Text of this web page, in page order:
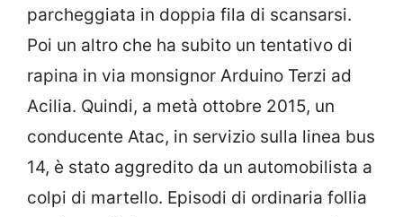
parcheggiata in doppia fila di scansarsi.
Poi un altro che ha subito un tentativo di
rapina in via monsignor Arduino Terzi ad
Acilia. Quindi, a metà ottobre 2015, un
conducente Atac, in servizio sulla linea bus
14, è stato aggredito da un automobilista a
colpi di martello. Episodi di ordinaria follia